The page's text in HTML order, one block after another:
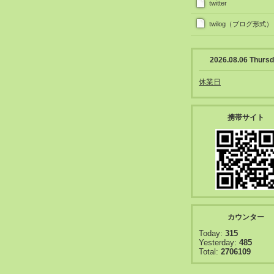
twitter
twilog（ブログ形式）
2026.08.06
休業日
携帯サイト
カウンター
Today: 315
Yesterday: 485
Total: 2706109